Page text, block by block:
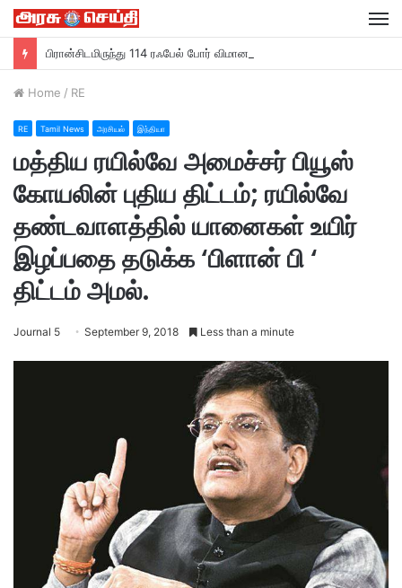
Home / RE
RE Tamil News அரசியல் இந்தியா
மத்திய ரயில்வே அமைச்சர் பியூஸ்
கோயலின் புதிய திட்டம்; ரயில்வே
தண்டவாளத்தில் யானைகள் உயிர்
இழப்பதை தடுக்க ‘பிளான் பி ‘
திட்டம் அமல்.
Journal 5 September 9, 2018 Less than a minute